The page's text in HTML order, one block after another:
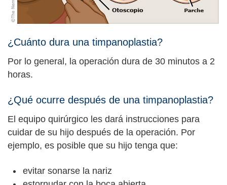
¿Cuánto dura una timpanoplastia?
Por lo general, la operación dura de 30 minutos a 2
horas.
¿Qué ocurre después de una timpanoplastia?
El equipo quirúrgico les dará instrucciones para
cuidar de su hijo después de la operación. Por
ejemplo, es posible que su hijo tenga que:
evitar sonarse la nariz